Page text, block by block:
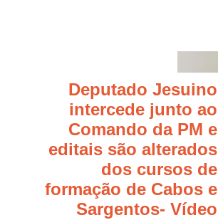
Deputado Jesuino
intercede junto ao
Comando da PM e
editais são alterados
dos cursos de
formação de Cabos e
Sargentos- Vídeo